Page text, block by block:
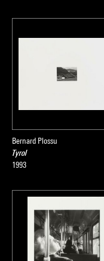
Bernard Plossu
Tyrol
1993